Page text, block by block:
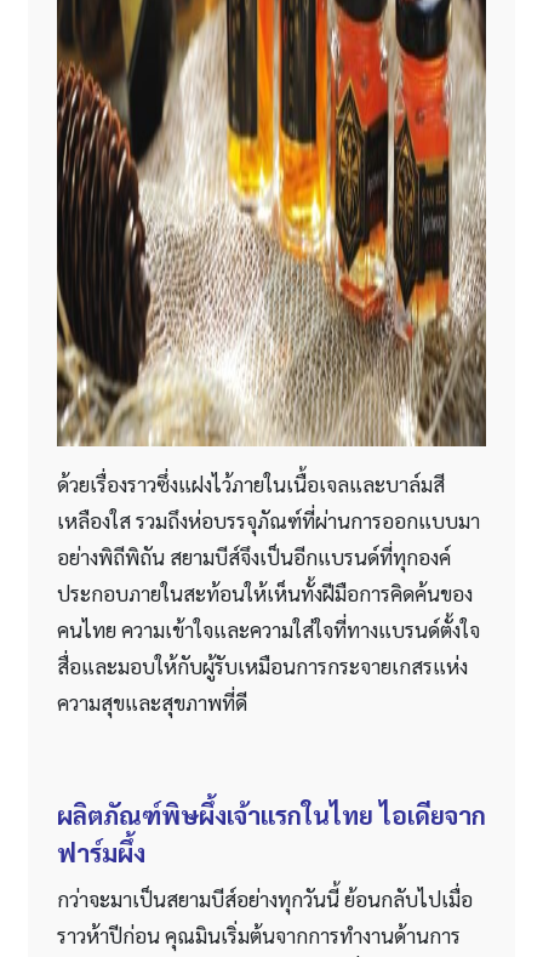
ด้วยเรื่องราวซึ่งแฝงไว้ภายในเนื้อเจลและบาล์มสี
เหลืองใส รวมถึงห่อบรรจุภัณฑ์ที่ผ่านการออกแบบมา
อย่างพิถีพิถัน สยามบีส์จึงเป็นอีกแบรนด์ที่ทุกองค์
ประกอบภายในสะท้อนให้เห็นทั้งฝีมือการคิดค้นของ
คนไทย ความเข้าใจและความใส่ใจที่ทางแบรนด์ตั้งใจ
สื่อและมอบให้กับผู้รับเหมือนการกระจายเกสรแห่ง
ความสุขและสุขภาพที่ดี
ผลิตภัณฑ์พิษผึ้งเจ้าแรกในไทย ไอเดียจาก
ฟาร์มผึ้ง
กว่าจะมาเป็นสยามบีส์อย่างทุกวันนี้ ย้อนกลับไปเมื่อ
ราวห้าปีก่อน คุณมินเริ่มต้นจากการทำงานด้านการ